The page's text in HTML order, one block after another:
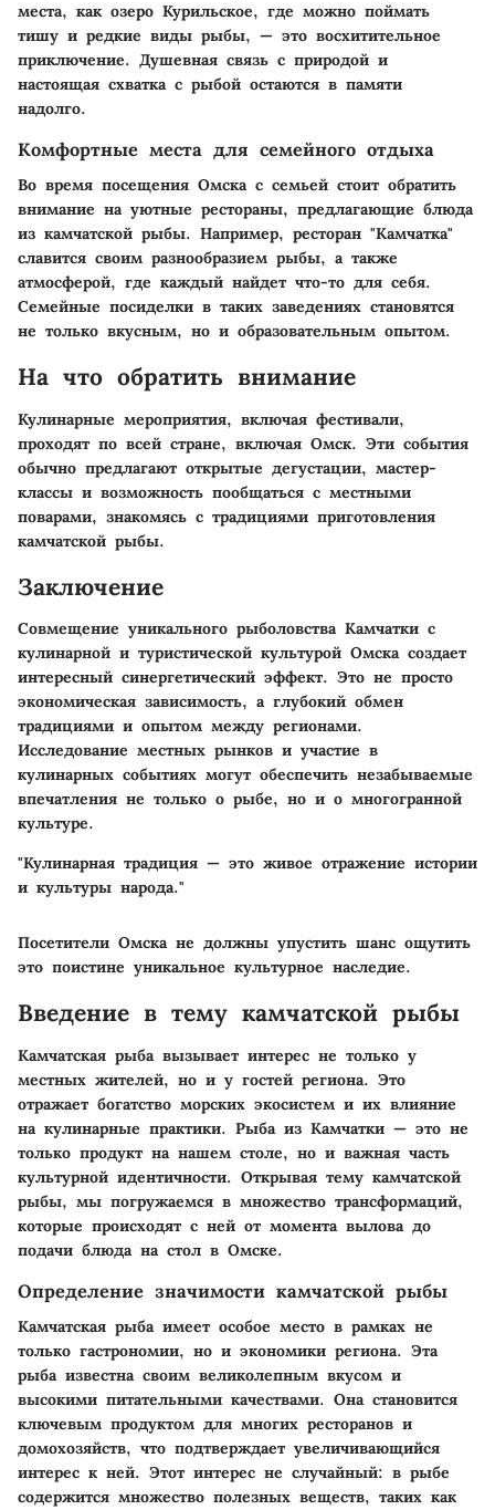
места, как озеро Курильское, где можно поймать
тишу и редкие виды рыбы, — это восхитительное
приключение. Душевная связь с природой и
настоящая схватка с рыбой остаются в памяти
надолго.
Комфортные места для семейного отдыха
Во время посещения Омска с семьей стоит обратить
внимание на уютные рестораны, предлагающие блюда
из камчатской рыбы. Например, ресторан "Камчатка"
славится своим разнообразием рыбы, а также
атмосферой, где каждый найдет что-то для себя.
Семейные посиделки в таких заведениях становятся
не только вкусным, но и образовательным опытом.
На что обратить внимание
Кулинарные мероприятия, включая фестивали,
проходят по всей стране, включая Омск. Эти события
обычно предлагают открытые дегустации, мастер-
классы и возможность пообщаться с местными
поварами, знакомясь с традициями приготовления
камчатской рыбы.
Заключение
Совмещение уникального рыболовства Камчатки с
кулинарной и туристической культурой Омска создает
интересный синергетический эффект. Это не просто
экономическая зависимость, а глубокий обмен
традициями и опытом между регионами.
Исследование местных рынков и участие в
кулинарных событиях могут обеспечить незабываемые
впечатления не только о рыбе, но и о многогранной
культуре.
"Кулинарная традиция — это живое отражение истории
и культуры народа."
Посетители Омска не должны упустить шанс ощутить
это поистине уникальное культурное наследие.
Введение в тему камчатской рыбы
Камчатская рыба вызывает интерес не только у
местных жителей, но и у гостей региона. Это
отражает богатство морских экосистем и их влияние
на кулинарные практики. Рыба из Камчатки — это не
только продукт на нашем столе, но и важная часть
культурной идентичности. Открывая тему камчатской
рыбы, мы погружаемся в множество трансформаций,
которые происходят с ней от момента вылова до
подачи блюда на стол в Омске.
Определение значимости камчатской рыбы
Камчатская рыба имеет особое место в рамках не
только гастрономии, но и экономики региона. Эта
рыба известна своим великолепным вкусом и
высокими питательными качествами. Она становится
ключевым продуктом для многих ресторанов и
домохозяйств, что подтверждает увеличивающийся
интерес к ней. Этот интерес не случайный: в рыбе
содержится множество полезных веществ, таких как